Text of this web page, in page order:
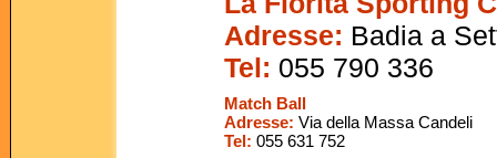
Adresse: Badia a
Tel: 055 790 336
Match Ball
Adresse: Via della Massa Candeli
Tel: 055 631 752